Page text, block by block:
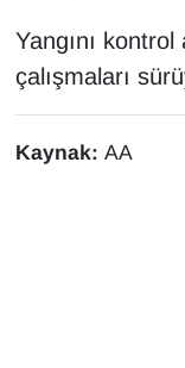
Yangını
çalışmaları
Kaynak: AA